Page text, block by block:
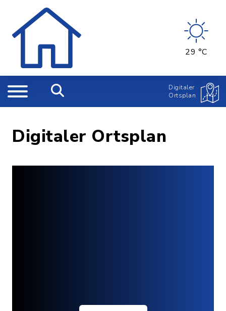
29 °C
Digitaler
Ortsplan
Digitaler Ortsplan